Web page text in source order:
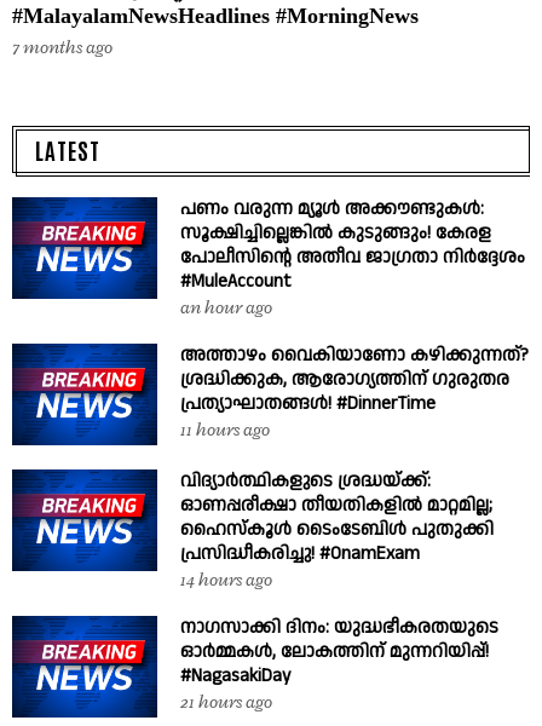
#MalayalamNewsHeadlines #MorningNews
7 months ago
LATEST
പണം വരുന്ന മ്യൂൾ അക്കൗണ്ടുകൾ:
സൂക്ഷിച്ചില്ലെങ്കിൽ കുടുങ്ങും! കേരള
പോലീസിന്റെ അതീവ ജാഗ്രതാ നിർദ്ദേശം
#MuleAccount
an hour ago
അത്താഴം വൈകിയാണോ കഴിക്കുന്നത്?
ശ്രദ്ധിക്കുക, ആരോഗ്യത്തിന് ഗുരുതര
പ്രത്യാഘാതങ്ങൾ! #DinnerTime
11 hours ago
വിദ്യാർത്ഥികളുടെ ശ്രദ്ധയ്ക്ക്:
ഓണപ്പരീക്ഷാ തീയതികളിൽ മാറ്റമില്ല;
ഹൈസ്കൂൾ ടൈംടേബിൾ പുതുക്കി
പ്രസിദ്ധീകരിച്ചു! #OnamExam
14 hours ago
നാഗസാക്കി ദിനം: യുദ്ധഭീകരതയുടെ
ഓർമ്മകൾ, ലോകത്തിന് മുന്നറിയിപ്പ്!
#NagasakiDay
21 hours ago